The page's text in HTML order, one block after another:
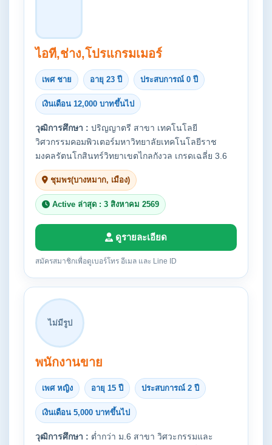
ไอที,ช่าง,โปรแกรมเมอร์
เพศ ชาย อายุ 23 ปี ประสบการณ์ 0 ปี
เงินเดือน 12,000 บาทขึ้นไป
วุฒิการศึกษา : ปริญญาตรี สาขา เทคโนโลยี
วิศวกรรมคอมพิวเตอร์มหาวิทยาลัยเทคโนโลยีราช
มงคลรัตนโกสินทร์วิทยาเขตไกลกังวล เกรดเฉลี่ย 3.6
ชุมพร(บางหมาก, เมือง)
Active ล่าสุด : 3 สิงหาคม 2569
ดูรายละเอียด
สมัครสมาชิกเพื่อดูเบอร์โทร อีเมล และ Line ID
ไม่มีรูป
พนักงานขาย
เพศ หญิง อายุ 15 ปี ประสบการณ์ 2 ปี
เงินเดือน 5,000 บาทขึ้นไป
วุฒิการศึกษา : ต่ำกว่า ม.6 สาขา วิศวะกรรมและ